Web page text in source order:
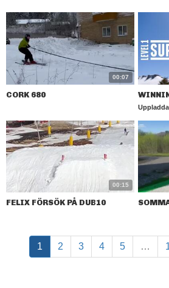
00:07
CORK 680
00:15
FELIX FÖRSÖK PÅ DUB10
1 2 3 4 5 …